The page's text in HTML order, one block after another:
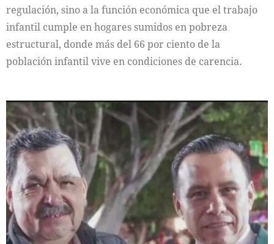
regulación, sino a la función económica que el trabajo
infantil cumple en hogares sumidos en pobreza
estructural, donde más del 66 por ciento de la
población infantil vive en condiciones de carencia.